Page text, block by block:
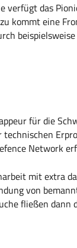
das
kommt eine
für die
Network
mit extra
von
fließen